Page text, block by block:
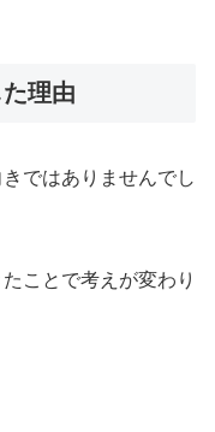
理由
ではありませんでし
ことで考えが変わり